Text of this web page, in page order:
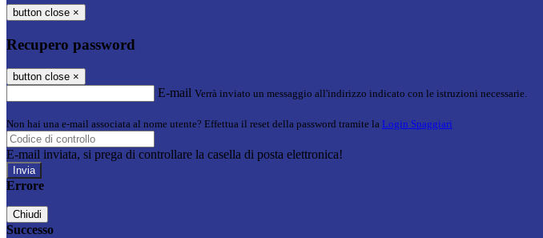
button close ×
Recupero password
button close ×
E-mail Verrà inviato un messaggio all'indirizzo indicato con le istruzioni necessarie.
Non hai una e-mail associata al nome utente? Effettua il reset della password tramite la Login Spaggiari
E-mail inviata, si prega di controllare la casella di posta elettronica!
Errore
Chiudi
Successo